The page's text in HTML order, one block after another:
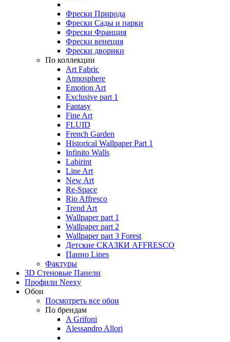
Фрески Природа
Фрески Сады и парки
Фрески Франция
Фрески венеция
Фрески дворики
По коллекции
Art Fabric
Atmosphere
Emotion Art
Exclusive part 1
Fantasy
Fine Art
FLUID
French Garden
Historical Wallpaper Part 1
Infinito Walls
Labirint
Line Art
New Art
Re-Space
Rio Affresco
Trend Art
Wallpaper part 1
Wallpaper part 2
Wallpaper part 3 Forest
Детские СКАЗКИ AFFRESCO
Панно Lines
Фактуры
3D Стеновые Панели
Профили Neexy
Обои
Посмотреть все обои
По брендам
A Grifoni
Alessandro Allori